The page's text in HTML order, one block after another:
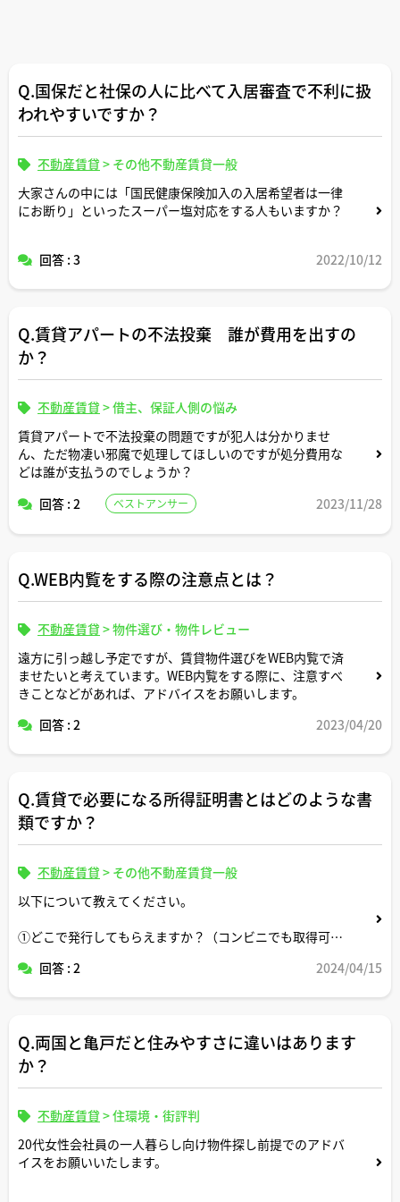
Q.国保だと社保の人に比べて入居審査で不利に扱
われやすいですか？
不動産賃貸 > その他不動産賃貸一般
大家さんの中には「国民健康保険加入の入居希望者は一律
にお断り」といったスーパー塩対応をする人もいますか？
回答 : 3 2022/10/12
Q.賃貸アパートの不法投棄 誰が費用を出すの
か？
不動産賃貸 >借主、保証人側の悩み
賃貸アパートで不法投棄の問題ですが犯人は分かりませ
ん、ただ物凄い邪魔で処理してほしいのですが処分費用な
どは誰が支払うのでしょうか？
回答 : 2
ベストアンサー 2023/11/28
Q.WEB内覧をする際の注意点とは？
不動産賃貸 >物件選び・物件レビュー
遠方に引っ越し予定ですが、賃貸物件選びをWEB内覧で済
ませたいと考えています。WEB内覧をする際に、注意すべ
きことなどがあれば、アドバイスをお願いします。
回答 : 2
2023/04/20
Q.賃貸で必要になる所得証明書とはどのような書
類ですか？
不動産賃貸 > その他不動産賃貸一般
以下について教えてください。
①どこで発行してもらえますか？（コンビニでも取得可
②本人以外でも本人の代わりに取得できますか？
回答 : 2 2024/04/15
Q.両国と亀戸だと住みやすさに違いはあります
か？
不動産賃貸 >住環境・街評判
20代女性会社員の一人暮らし向け物件探し前提でのアドバ
イスをお願いいたします。